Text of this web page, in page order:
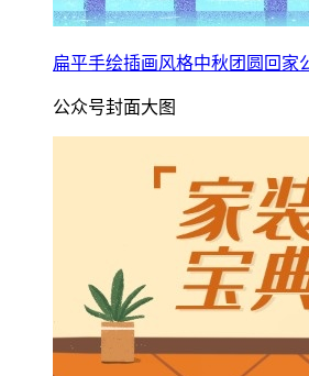
扁平手绘插画风格中秋团圆回家
公众号封面大图